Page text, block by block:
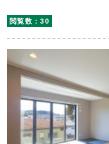
閲覧数：30